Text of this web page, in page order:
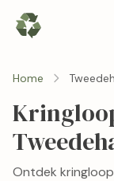
Home
Ontdek